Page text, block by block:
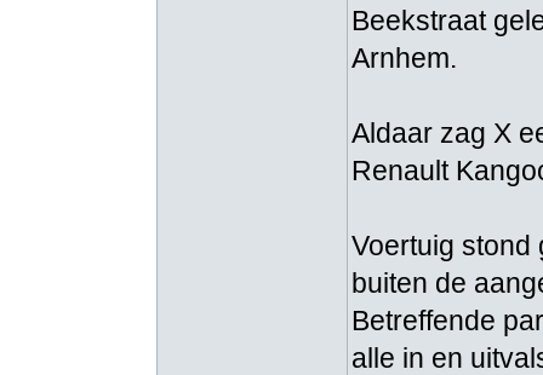
Beekstraat
Arnhem.
Aldaar zag X
Renault
Voertuig stond
buiten de
Betreffende
alle in en